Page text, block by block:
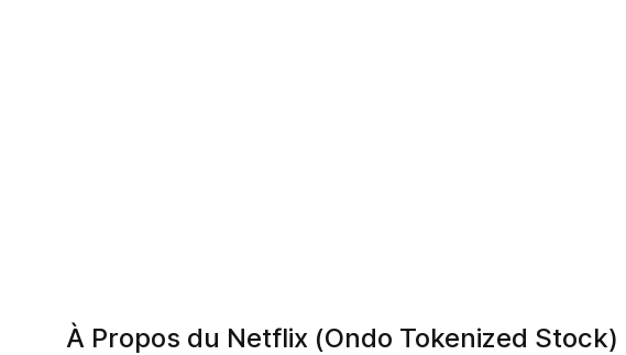
À Propos du Netflix (Ondo Tokenized Stock)